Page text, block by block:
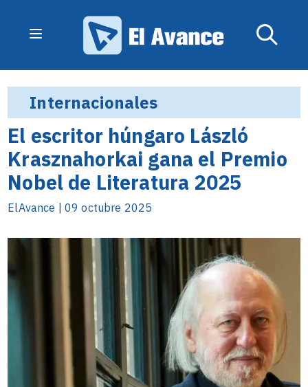
Internacionales
El escritor húngaro László
Krasznahorkai gana el Premio
Nobel de Literatura 2025
ElAvance | 09 octubre 2025